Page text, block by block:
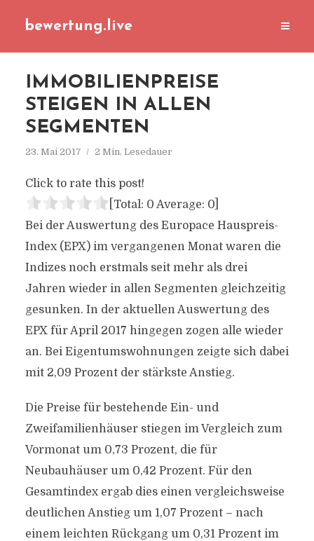
bewertung.live
IMMOBILIENPREISE
STEIGEN IN ALLEN
SEGMENTEN
23. Mai 2017 2 Min. Lesedauer
Click to rate this post!
[Total: 0 Average: 0]
Bei der Auswertung des Europace Hauspreis-
Index (EPX) im vergangenen Monat waren die
Indizes noch erstmals seit mehr als drei
Jahren wieder in allen Segmenten gleichzeitig
gesunken. In der aktuellen Auswertung des
EPX für April 2017 hingegen zogen alle wieder
an. Bei Eigentumswohnungen zeigte sich dabei
mit 2,09 Prozent der stärkste Anstieg.
Die Preise für bestehende Ein- und
Zweifamilienhäuser stiegen im Vergleich zum
Vormonat um 0,73 Prozent, die für
Neubauhäuser um 0,42 Prozent. Für den
Gesamtindex ergab dies einen vergleichsweise
deutlichen Anstieg um 1,07 Prozent – nach
einem leichten Rückgang um 0,31 Prozent im